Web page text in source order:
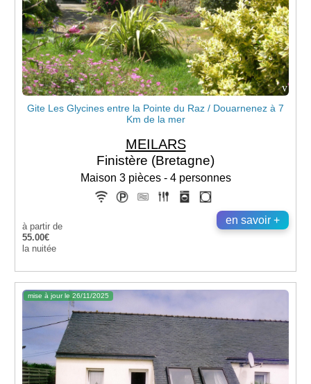
v
Gite Les Glycines entre la Pointe du Raz / Douarnenez à 7
Km de la mer
MEILARS
Finistère (Bretagne)
Maison 3 pièces - 4 personnes
à partir de
55.00€
la nuitée
en savoir +
mise à jour le 26/11/2025